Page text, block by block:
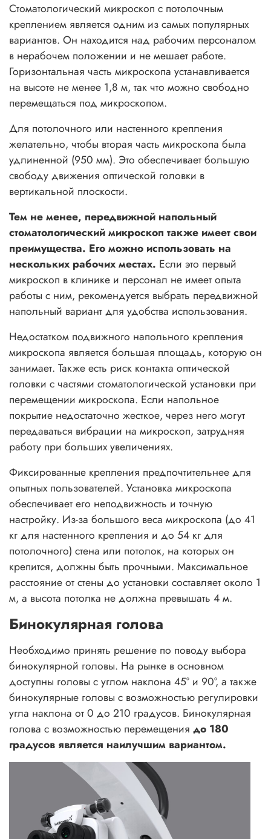
Стоматологический микроскоп с потолочным
креплением является одним из самых популярных
вариантов. Он находится над рабочим персоналом
в нерабочем положении и не мешает работе.
Горизонтальная часть микроскопа устанавливается
на высоте не менее 1,8 м, так что можно свободно
перемещаться под микроскопом.
Для потолочного или настенного крепления
желательно, чтобы вторая часть микроскопа была
удлиненной (950 мм). Это обеспечивает большую
свободу движения оптической головки в
вертикальной плоскости.
Тем не менее, передвижной напольный
стоматологический микроскоп также имеет свои
преимущества. Его можно использовать на
нескольких рабочих местах. Если это первый
микроскоп в клинике и персонал не имеет опыта
работы с ним, рекомендуется выбрать передвижной
напольный вариант для удобства использования.
Недостатком подвижного напольного крепления
микроскопа является большая площадь, которую он
занимает. Также есть риск контакта оптической
головки с частями стоматологической установки при
перемещении микроскопа. Если напольное
покрытие недостаточно жесткое, через него могут
передаваться вибрации на микроскоп, затрудняя
работу при больших увеличениях.
Фиксированные крепления предпочтительнее для
опытных пользователей. Установка микроскопа
обеспечивает его неподвижность и точную
настройку. Из-за большого веса микроскопа (до 41
кг для настенного крепления и до 54 кг для
потолочного) стена или потолок, на которых он
крепится, должны быть прочными. Максимальное
расстояние от стены до установки составляет около 1
м, а высота потолка не должна превышать 4 м.
Бинокулярная голова
Необходимо принять решение по поводу выбора
бинокулярной головы. На рынке в основном
доступны головы с углом наклона 45° и 90°, а также
бинокулярные головы с возможностью регулировки
угла наклона от 0 до 210 градусов. Бинокулярная
голова с возможностью перемещения до 180
градусов является наилучшим вариантом.